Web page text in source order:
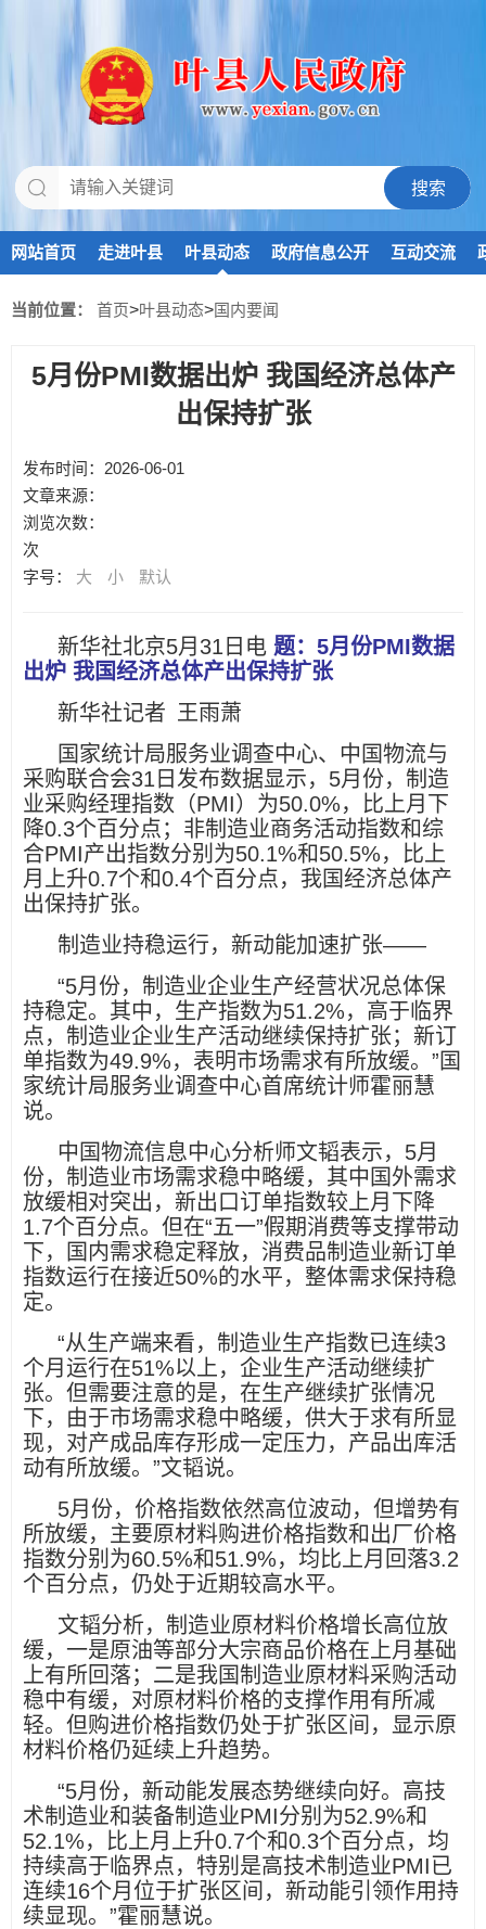
网站首页 走进叶县 叶县动态 政府信息公开 互动交流
当前位置： 首页>叶县动态>国内要闻
5月份PMI数据出炉 我国经济总体产
出保持扩张
发布时间：2026-06-01
文章来源：
浏览次数：
次
字号： 大 小 默认
新华社北京5月31日电 题：5月份PMI数据
出炉 我国经济总体产出保持扩张
新华社记者 王雨萧
国家统计局服务业调查中心、中国物流与
采购联合会31日发布数据显示，5月份，制造
业采购经理指数（PMI）为50.0%，比上月下
降0.3个百分点；非制造业商务活动指数和综
合PMI产出指数分别为50.1%和50.5%，比上
月上升0.7个和0.4个百分点，我国经济总体产
出保持扩张。
制造业持稳运行，新动能加速扩张——
“5月份，制造业企业生产经营状况总体保
持稳定。其中，生产指数为51.2%，高于临界
点，制造业企业生产活动继续保持扩张；新订
单指数为49.9%，表明市场需求有所放缓。”国
家统计局服务业调查中心首席统计师霍丽慧
说。
中国物流信息中心分析师文韬表示，5月
份，制造业市场需求稳中略缓，其中国外需求
放缓相对突出，新出口订单指数较上月下降
1.7个百分点。但在“五一”假期消费等支撑带动
下，国内需求稳定释放，消费品制造业新订单
指数运行在接近50%的水平，整体需求保持稳
定。
“从生产端来看，制造业生产指数已连续3
个月运行在51%以上，企业生产活动继续扩
张。但需要注意的是，在生产继续扩张情况
下，由于市场需求稳中略缓，供大于求有所显
现，对产成品库存形成一定压力，产品出库活
动有所放缓。”文韬说。
5月份，价格指数依然高位波动，但增势有
所放缓，主要原材料购进价格指数和出厂价格
指数分别为60.5%和51.9%，均比上月回落3.2
个百分点，仍处于近期较高水平。
文韬分析，制造业原材料价格增长高位放
缓，一是原油等部分大宗商品价格在上月基础
上有所回落；二是我国制造业原材料采购活动
稳中有缓，对原材料价格的支撑作用有所减
轻。但购进价格指数仍处于扩张区间，显示原
材料价格仍延续上升趋势。
“5月份，新动能发展态势继续向好。高技
术制造业和装备制造业PMI分别为52.9%和
52.1%，比上月上升0.7个和0.3个百分点，均
持续高于临界点，特别是高技术制造业PMI已
连续16个月位于扩张区间，新动能引领作用持
续显现。”霍丽慧说。